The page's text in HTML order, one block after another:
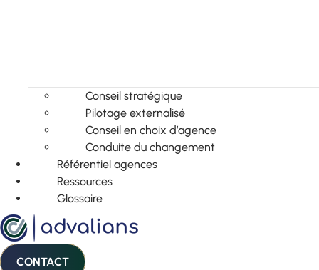
Conseil stratégique
Pilotage externalisé
Conseil en choix d’agence
Conduite du changement
Référentiel agences
Ressources
Glossaire
CONTACT